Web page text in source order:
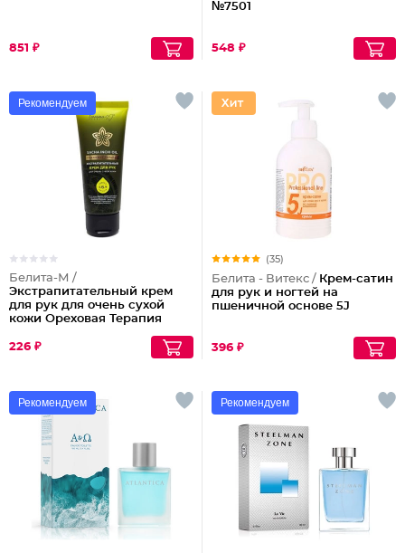
851 ₽
№7501
548 ₽
Рекомендуем
Белита-М /
Экстрапитательный крем
для рук для очень сухой
кожи Ореховая Терапия
226 ₽
(35)
Белита - Витекс / Крем-сатин
для рук и ногтей на
пшеничной основе 5J
396 ₽
Рекомендуем Рекомендуем